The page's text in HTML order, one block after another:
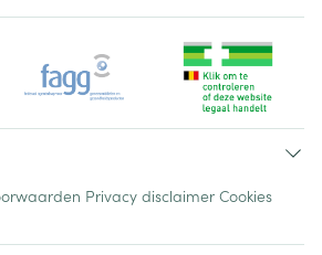
Privacy disclaimer Cookies